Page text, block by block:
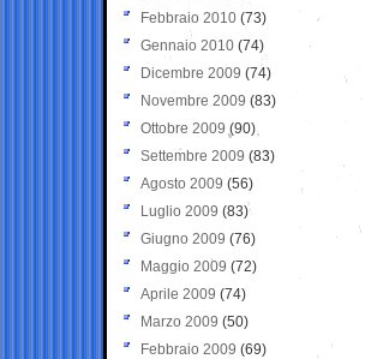
Febbraio 2010 (73)
Gennaio 2010 (74)
Dicembre 2009 (74)
Novembre 2009 (83)
Ottobre 2009 (90)
Settembre 2009 (83)
Agosto 2009 (56)
Luglio 2009 (83)
Giugno 2009 (76)
Maggio 2009 (72)
Aprile 2009 (74)
Marzo 2009 (50)
Febbraio 2009 (69)